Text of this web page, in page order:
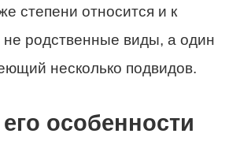
степени относится и к
родственные виды, а один
несколько подвидов.
особенности